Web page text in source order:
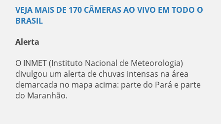
VEJA MAIS DE 170 CÂMERAS AO VIVO EM TODO O
BRASIL
Alerta
O INMET (Instituto Nacional de Meteorologia)
divulgou um alerta de chuvas intensas na área
demarcada no mapa acima: parte do Pará e parte
do Maranhão.